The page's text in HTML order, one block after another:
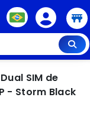
SIM de
- Storm Black